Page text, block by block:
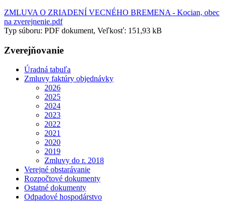
ZMLUVA O ZRIADENÍ VECNÉHO BREMENA - Kocian, obec
na zverejnenie.pdf
Typ súboru: PDF dokument, Veľkosť: 151,93 kB
Zverejňovanie
Úradná tabuľa
Zmluvy faktúry objednávky
2026
2025
2024
2023
2022
2021
2020
2019
Zmluvy do r. 2018
Verejné obstarávanie
Rozpočtové dokumenty
Ostatné dokumenty
Odpadové hospodárstvo